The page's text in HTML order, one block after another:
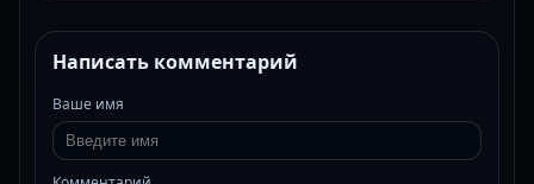
Написать комментарий
Ваше имя